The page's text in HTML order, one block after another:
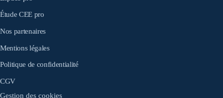
Étude CEE pro
Nos partenaires
Mentions légales
Politique de confidentialité
CGV
Gestion des cookies